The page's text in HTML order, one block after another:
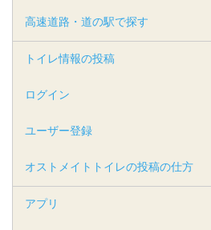
高速道路・道の駅で探す
トイレ情報の投稿
ログイン
ユーザー登録
オストメイトトイレの投稿の仕方
アプリ